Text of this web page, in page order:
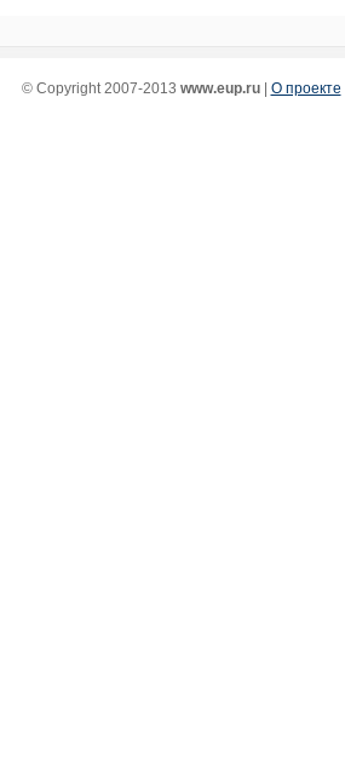
© Copyright 2007-2013 www.eup.ru| О проекте